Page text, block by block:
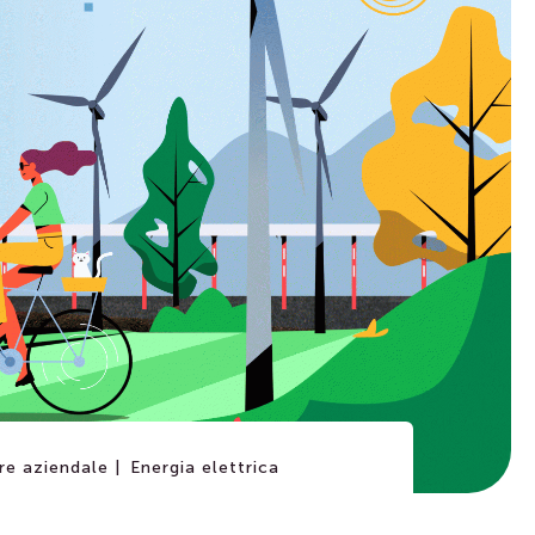
aziendale | Energia elettrica